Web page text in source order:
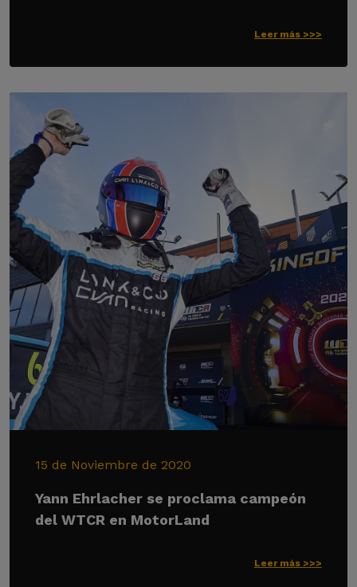
Leer más >>>
15 de Noviembre de 2020
Yann Ehrlacher se proclama campeón
del WTCR en MotorLand
Leer más >>>